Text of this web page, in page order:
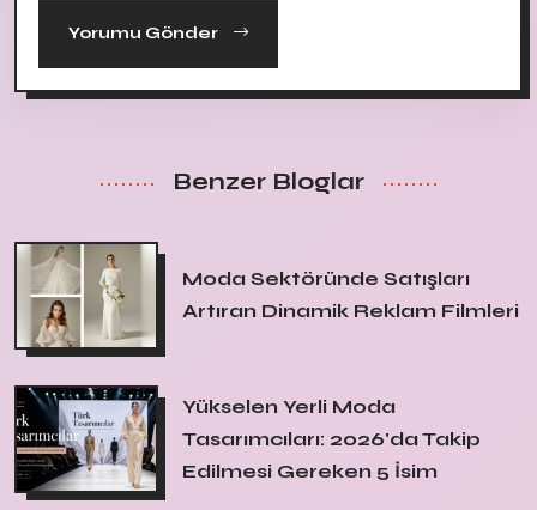
Yorumu Gönder
Benzer Bloglar
Moda Sektöründe Satışları
Artıran Dinamik Reklam Filmleri
Yükselen Yerli Moda
Tasarımcıları: 2026'da Takip
Edilmesi Gereken 5 İsim